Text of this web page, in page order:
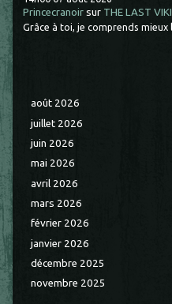
Princecranoir sur THE LAST
Grâce à toi, je comprends
août 2026
juillet 2026
juin 2026
mai 2026
avril 2026
mars 2026
février 2026
janvier 2026
décembre 2025
novembre 2025